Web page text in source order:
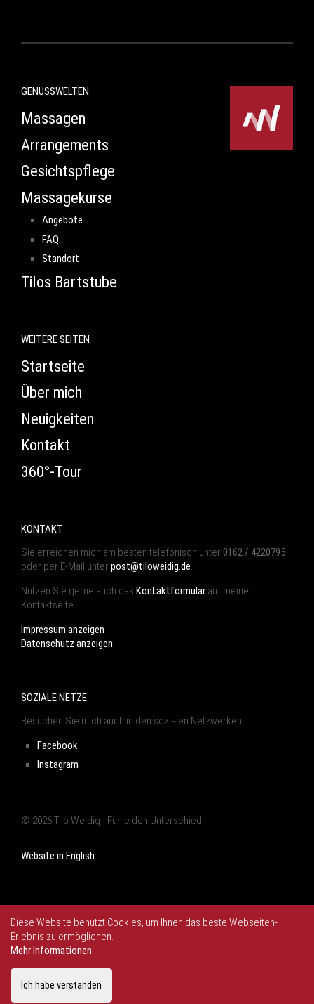
GENUSSWELTEN
Massagen
Arrangements
Gesichtspflege
Massagekurse
Angebote
FAQ
Standort
Tilos Bartstube
WEITERE SEITEN
Startseite
Über mich
Neuigkeiten
Kontakt
360°-Tour
KONTAKT
Sie erreichen mich am besten telefonisch unter 0162 / 4220795
oder per E-Mail unter post@tiloweidig.de.
Nutzen Sie gerne auch das Kontaktformular auf meiner
Kontaktseite.
Impressum anzeigen
Datenschutz anzeigen
SOZIALE NETZE
Besuchen Sie mich auch in den sozialen Netzwerken:
Facebook
Instagram
© 2026 Tilo Weidig - Fühle den Unterschied!
Website in English
Diese Website benutzt Cookies, um Ihnen das beste Webseiten-
Erlebnis zu ermöglichen.
Mehr Informationen
Ich habe verstanden